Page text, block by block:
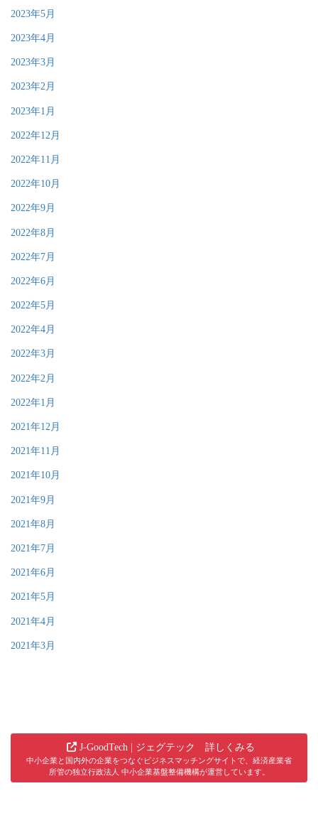
2023年5月
2023年4月
2023年3月
2023年2月
2023年1月
2022年12月
2022年11月
2022年10月
2022年9月
2022年8月
2022年7月
2022年6月
2022年5月
2022年4月
2022年3月
2022年2月
2022年1月
2021年12月
2021年11月
2021年10月
2021年9月
2021年8月
2021年7月
2021年6月
2021年5月
2021年4月
2021年3月
J-GoodTech | ジェグテック 詳しくみる
中小企業と国内外の企業をつなぐビジネスマッチングサイトで、経済産業省
所管の独立行政法人 中小企業基盤整備機構が運営しています。